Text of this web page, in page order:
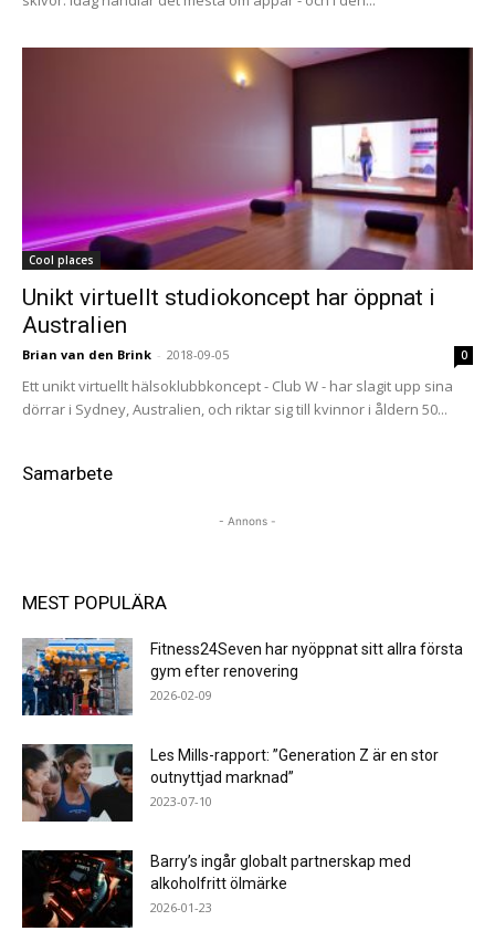
Cool places
Unikt virtuellt studiokoncept har öppnat i
Australien
Brian van den Brink - 2018-09-05 0
Ett unikt virtuellt hälsoklubbkoncept - Club W - har slagit upp sina
dörrar i Sydney, Australien, och riktar sig till kvinnor i åldern 50...
Samarbete
- Annons -
MEST POPULÄRA
Fitness24Seven har nyöppnat sitt allra första
gym efter renovering
2026-02-09
Les Mills-rapport: ”Generation Z är en stor
outnyttjad marknad”
2023-07-10
Barry’s ingår globalt partnerskap med
alkoholfritt ölmärke
2026-01-23